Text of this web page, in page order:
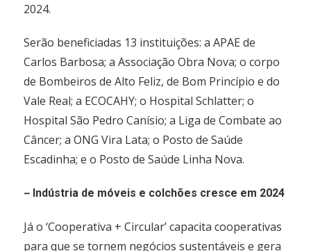
2024.
Serão beneficiadas 13 instituições: a APAE de
Carlos Barbosa; a Associação Obra Nova; o corpo
de Bombeiros de Alto Feliz, de Bom Princípio e do
Vale Real; a ECOCAHY; o Hospital Schlatter; o
Hospital São Pedro Canísio; a Liga de Combate ao
Câncer; a ONG Vira Lata; o Posto de Saúde
Escadinha; e o Posto de Saúde Linha Nova.
– Indústria de móveis e colchões cresce em 2024
Já o ‘Cooperativa + Circular’ capacita cooperativas
para que se tornem negócios sustentáveis e gera